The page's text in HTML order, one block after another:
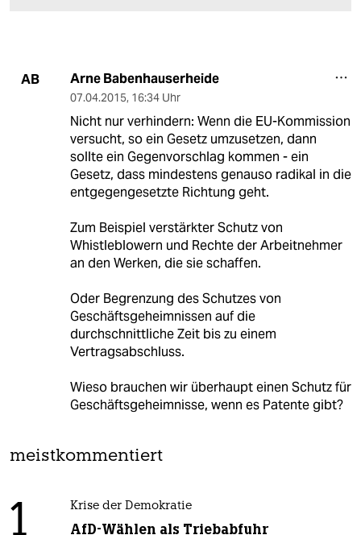
AB Arne Babenhauserheide
07.04.2015, 16:34 Uhr
Nicht nur verhindern: Wenn die EU-Kommission
versucht, so ein Gesetz umzusetzen, dann
sollte ein Gegenvorschlag kommen - ein
Gesetz, dass mindestens genauso radikal in die
entgegengesetzte Richtung geht.
Zum Beispiel verstärkter Schutz von
Whistleblowern und Rechte der Arbeitnehmer
an den Werken, die sie schaffen.
Oder Begrenzung des Schutzes von
Geschäftsgeheimnissen auf die
durchschnittliche Zeit bis zu einem
Vertragsabschluss.
Wieso brauchen wir überhaupt einen Schutz für
Geschäftsgeheimnisse, wenn es Patente gibt?
meistkommentiert
1 Krise der Demokratie
AfD-Wählen als Triebabfuhr